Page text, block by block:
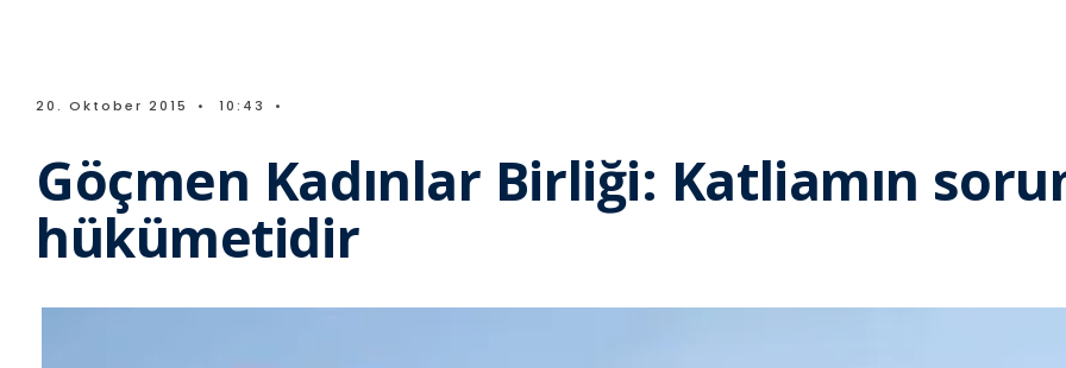
20. Oktober 2015 • 10:43 •
Göçmen Kadınlar Birliği: Katliamın
hükümetidir